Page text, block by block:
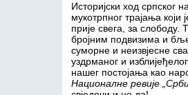
Историјски ход српског
мукотрпног трајања
прије свега, за слободу.
бројним подвизима и
суморне и неизвјесне
уздрманог и
нашег постојања као
Националне ревије